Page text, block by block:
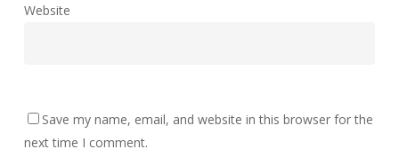
Website
Save my name, email, and website in this browser for the
next time I comment.